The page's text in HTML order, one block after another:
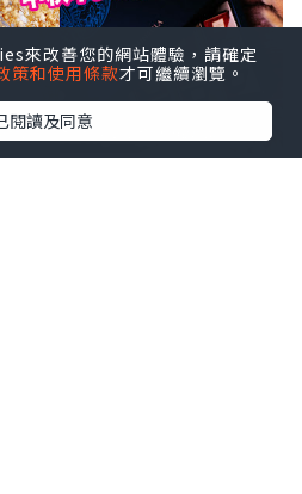
來改善您的網站體驗，請確定
策和使用條款才可繼續瀏覽。
閱讀及同意